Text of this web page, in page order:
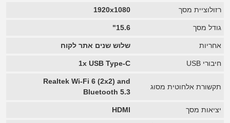
רזולוציית מסך 1920x1080
גודל מסך 15.6"
אחריות שלוש שנים אתר לקוח
חיבורי USB 1x USB Type-C
תקשורת אלחוטית מסוג
Realtek Wi-Fi 6 (2x2) and
Bluetooth 5.3
יציאות מסך HDMI